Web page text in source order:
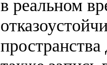
в реальном